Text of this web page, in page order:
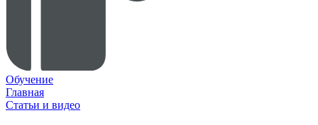
Обучение
Главная
Статьи и видео